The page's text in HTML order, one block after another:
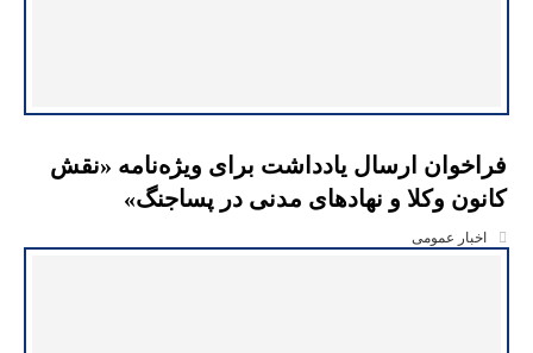
فراخوان ارسال یادداشت برای ویژه‌نامه «نقش
کانون وکلا و نهادهای مدنی در پساجنگ»
اخبار عمومی